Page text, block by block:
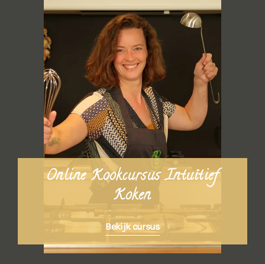
Online Kookcursus Intuïtief
Koken
Bekijk cursus